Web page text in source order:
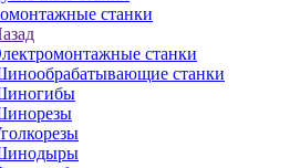
станки
станки
станки